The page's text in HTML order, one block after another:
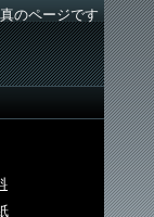
のページです